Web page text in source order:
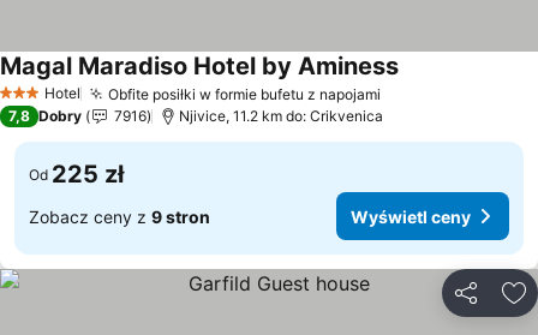
3 Kategoria
Hotel Obfite posiłki w formie bufetu z napojami
Magal Maradiso Hotel by AminessWyświetl ceny
7,8 Dobry 7916 Njivice, 11.2 km do: Crikvenica
Od 225 zł
Zobacz ceny z 9 stron Wyświetl ceny